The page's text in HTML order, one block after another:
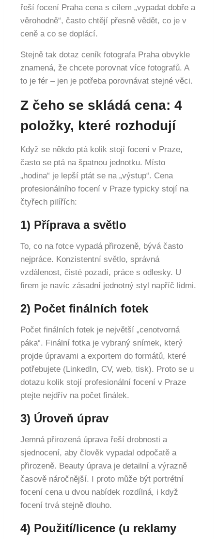
řeší focení Praha cena s cílem „vypadat dobře a
věrohodně“, často chtějí přesně vědět, co je v
ceně a co se doplácí.
Stejně tak dotaz ceník fotografa Praha obvykle
znamená, že chcete porovnat více fotografů. A
to je fér – jen je potřeba porovnávat stejné věci.
Z čeho se skládá cena: 4
položky, které rozhodují
Když se někdo ptá kolik stojí focení v Praze,
často se ptá na špatnou jednotku. Místo
„hodina“ je lepší ptát se na „výstup“. Cena
profesionálního focení v Praze typicky stojí na
čtyřech pilířích:
1) Příprava a světlo
To, co na fotce vypadá přirozeně, bývá často
nejpráce. Konzistentní světlo, správná
vzdálenost, čisté pozadí, práce s odlesky. U
firem je navíc zásadní jednotný styl napříč lidmi.
2) Počet finálních fotek
Počet finálních fotek je největší „cenotvorná
páka“. Finální fotka je vybraný snímek, který
projde úpravami a exportem do formátů, které
potřebujete (LinkedIn, CV, web, tisk). Proto se u
dotazu kolik stojí profesionální focení v Praze
ptejte nejdřív na počet finálek.
3) Úroveň úprav
Jemná přirozená úprava řeší drobnosti a
sjednocení, aby člověk vypadal odpočatě a
přirozeně. Beauty úprava je detailní a výrazně
časově náročnější. I proto může být portrétní
focení cena u dvou nabídek rozdílná, i když
focení trvá stejně dlouho.
4) Použití/licence (u reklamy